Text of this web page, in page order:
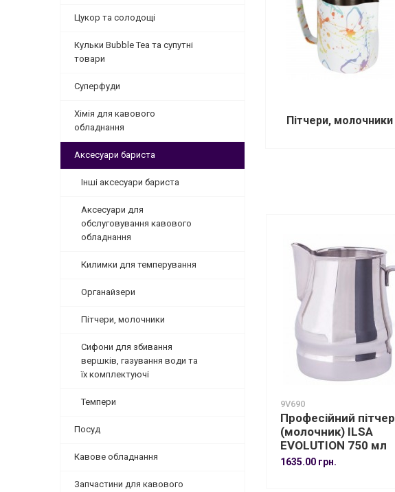
Цукор та солодощі
Кульки Bubble Tea та супутні
товари
Суперфуди
Хімія для кавового
обладнання
Аксесуари бариста
Інші аксесуари бариста
Аксесуари для
обслуговування кавового
обладнання
Килимки для темперування
Органайзери
Пітчери, молочники
Сифони для збивання
вершків, газування води та
їх комплектуючі
Темпери
Посуд
Кавове обладнання
Запчастини для кавового
Пітчери, молочники
9V690
Професійний пітчер
(молочник) ILSA
EVOLUTION 750 мл
1635.00 грн.